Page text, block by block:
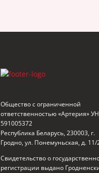
Общество с ограниченной
ответственностью «Артерия»
591005372
Республика Беларусь, 230003, г.
Гродно, ул. Понемуньская, д. 11/
Свидетельство о
регистрации выдано